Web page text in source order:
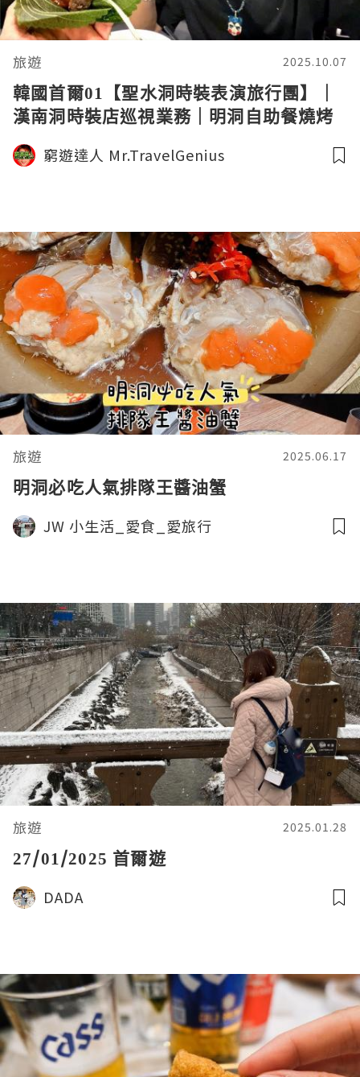
旅遊 2025.10.07
韓國首爾01【聖水洞時裝表演旅行團】｜
漢南洞時裝店巡視業務｜明洞自助餐燒烤
放題 ｜剪裁魔法師1 X 窮遊達人4K中字
窮遊達人 Mr.TravelGenius
旅遊 2025.06.17
明洞必吃人氣排隊王醬油蟹
JW 小生活_愛食_愛旅行
旅遊 2025.01.28
27/01/2025 首爾遊
DADA